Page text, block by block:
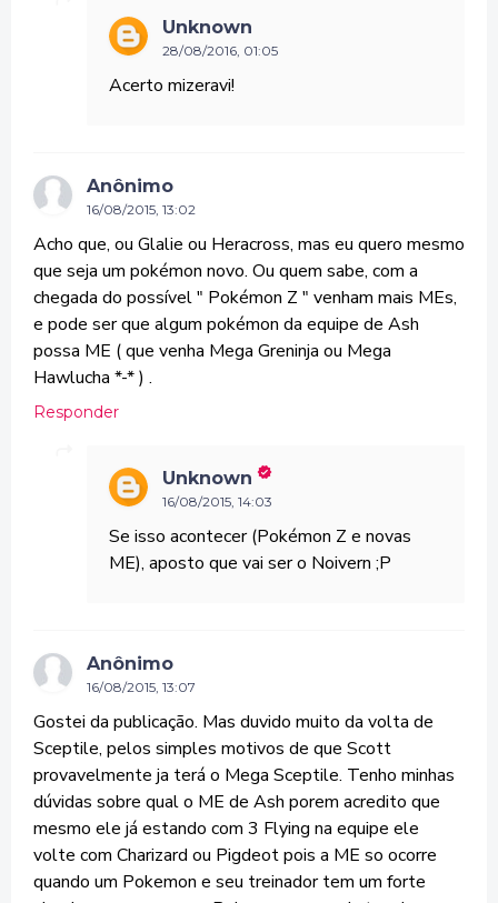
Unknown
28/08/2016, 01:05
Acerto mizeravi!
Anônimo
16/08/2015, 13:02
Acho que, ou Glalie ou Heracross, mas eu quero mesmo
que seja um pokémon novo. Ou quem sabe, com a
chegada do possível " Pokémon Z " venham mais MEs,
e pode ser que algum pokémon da equipe de Ash
possa ME ( que venha Mega Greninja ou Mega
Hawlucha *-* ) .
Responder
Unknown
16/08/2015, 14:03
Se isso acontecer (Pokémon Z e novas
ME), aposto que vai ser o Noivern ;P
Anônimo
16/08/2015, 13:07
Gostei da publicação. Mas duvido muito da volta de
Sceptile, pelos simples motivos de que Scott
provavelmente ja terá o Mega Sceptile. Tenho minhas
dúvidas sobre qual o ME de Ash porem acredito que
mesmo ele já estando com 3 Flying na equipe ele
volte com Charizard ou Pigdeot pois a ME so ocorre
quando um Pokemon e seu treinador tem um forte